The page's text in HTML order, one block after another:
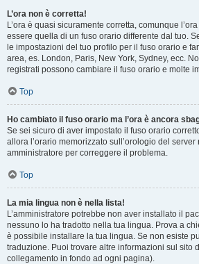
L’ora non è corretta!
L’ora è quasi sicuramente corretta, comunque
essere quella di un fuso orario differente dal tuo.
le impostazioni del tuo profilo per il fuso orario e
area, es. London, Paris, New York, Sydney, ecc.
registrati possono cambiare il fuso orario e molte
Top
Ho cambiato il fuso orario ma l’ora è ancora
Se sei sicuro di aver impostato il fuso orario
allora l’orario memorizzato sull’orologio del server
amministratore per correggere il problema.
Top
La mia lingua non è nella lista!
L’amministratore potrebbe non aver installato il
nessuno lo ha tradotto nella tua lingua. Prova a
è possibile installare la tua lingua. Se non esiste
traduzione. Puoi trovare altre informazioni sul sito
collegamento in fondo ad ogni pagina).